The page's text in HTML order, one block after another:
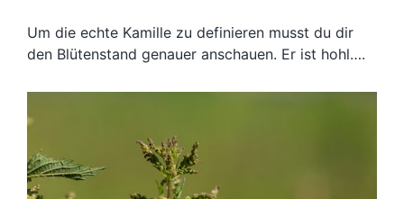
Um die echte Kamille zu definieren musst du dir
den Blütenstand genauer anschauen. Er ist hohl….